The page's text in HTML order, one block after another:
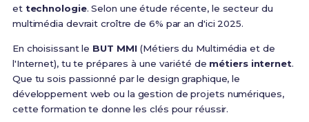
et technologie. Selon une étude récente, le secteur du
multimédia devrait croître de 6% par an d'ici 2025.
En choisissant le BUT MMI(Métiers du Multimédia et de
l'Internet), tu te prépares à une variété de métiers internet.
Que tu sois passionné par le design graphique, le
développement web ou la gestion de projets numériques,
cette formation te donne les clés pour réussir.